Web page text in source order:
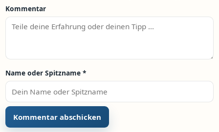
Kommentar
Name oder Spitzname *